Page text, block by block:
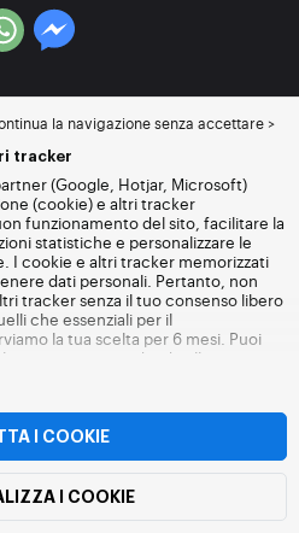
la navigazione senza accettare >
tracker
(Google, Hotjar, Microsoft)
(cookie) e altri tracker
funzionamento del sito, facilitare la
statistiche e personalizzare le
I cookie e altri tracker memorizzati
dati personali. Pertanto, non
tracker senza il tuo consenso libero
che essenziali per il
la tua scelta per 6 mesi. Puoi
momento andando alla
o altri tracker. Il rifiuto non
Per maggiori informazioni,
.
I COOKIE
I COOKIE